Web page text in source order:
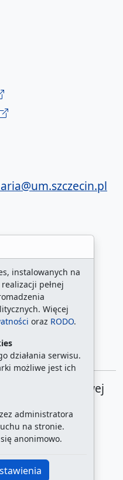
instalowanych na
pełnej
Więcej
oraz RODO.
działania serwisu.
możliwe jest ich
administratora
na stronie.
anonimowo.
Armii Krajowej
/ aktualna strona:
strony